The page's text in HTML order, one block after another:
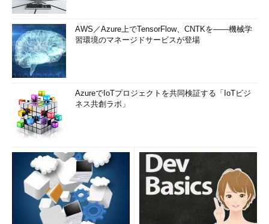
AWS／Azure上でTensorFlow、CNTKを――機械学
習環境のマネージドサービスが登場
AzureでIoTプロジェクトを共同検証する「IoTビジ
ネス共創ラボ」